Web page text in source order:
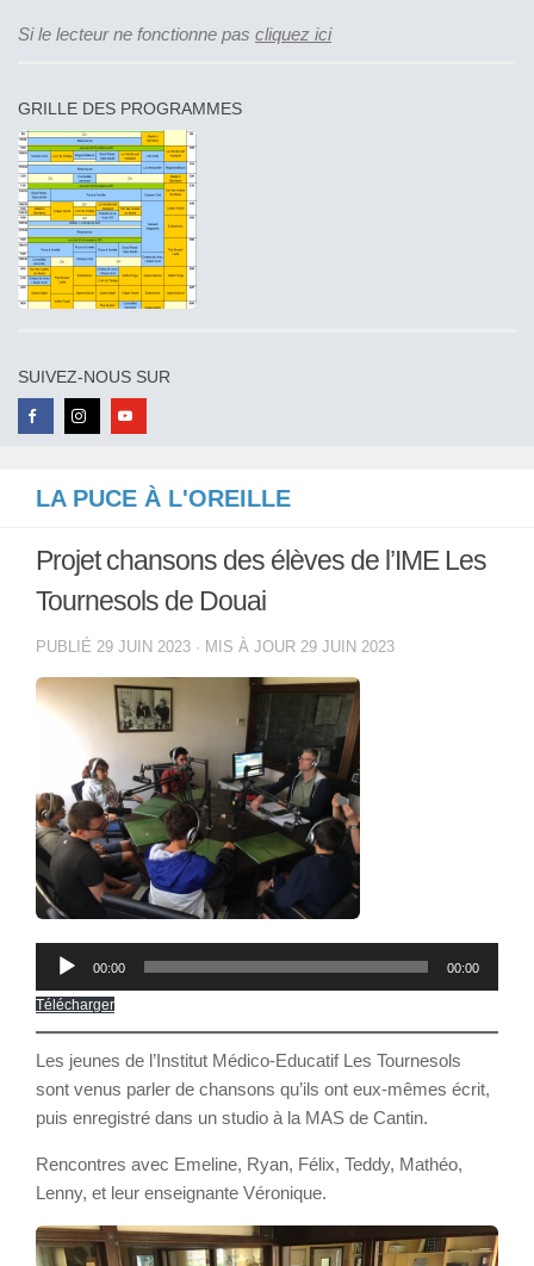
LA PUCE À L'OREILLE
Projet chansons des élèves de l’IME Les
Tournesols de Douai
PUBLIÉ 29 JUIN 2023 · MIS À JOUR 29 JUIN 2023
Lecteur
00:00 00:00
Télécharger
Les jeunes de l’Institut Médico-Educatif Les Tournesols
sont venus parler de chansons qu’ils ont eux-mêmes écrit,
puis enregistré dans un studio à la MAS de Cantin.
Rencontres avec Emeline, Ryan, Félix, Teddy, Mathéo,
Lenny, et leur enseignante Véronique.
Si le lecteur ne fonctionne pas cliquez ici
GRILLE DES PROGRAMMES
SUIVEZ-NOUS SUR